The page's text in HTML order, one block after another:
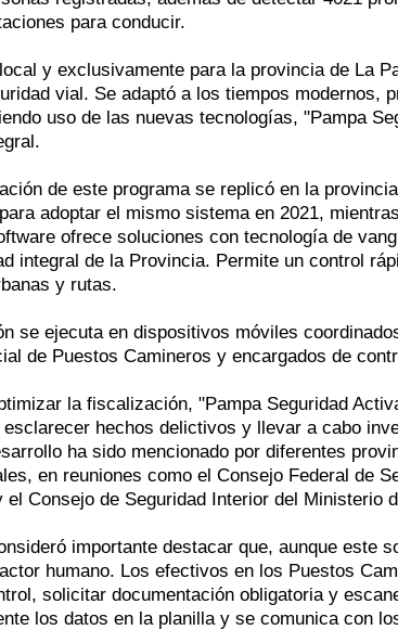
para conducir.
y exclusivamente para la provincia de La
vial. Se adaptó a los tiempos modernos,
uso de las nuevas tecnologías, "Pampa
de este programa se replicó en la
adoptar el mismo sistema en 2021,
ofrece soluciones con tecnología de
integral de la Provincia. Permite un control
y rutas.
se ejecuta en dispositivos móviles
de Puestos Camineros y encargados de
la fiscalización, "Pampa Seguridad
esclarecer hechos delictivos y llevar a cabo
ha sido mencionado por diferentes
en reuniones como el Consejo Federal de
el Consejo de Seguridad Interior del Ministerio
importante destacar que, aunque este
humano. Los efectivos en los Puestos
solicitar documentación obligatoria y
los datos en la planilla y se comunica con